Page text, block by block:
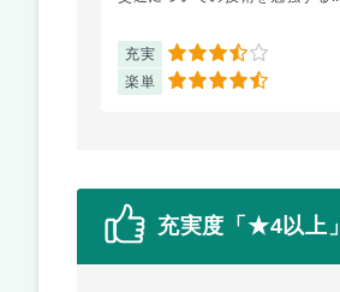
充実 3.5
楽単 4.5
充実度「★4以上